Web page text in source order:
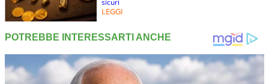
sicuri
LEGGI